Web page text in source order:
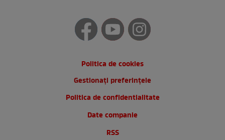
Politica de cookies
Gestionați preferințele
Politica de confidentialitate
Date companie
RSS